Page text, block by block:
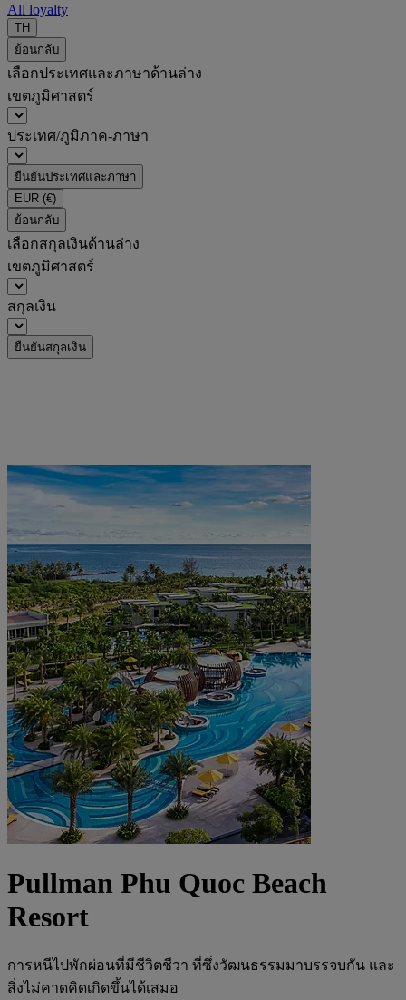
All loyalty
TH
ย้อนกลับ
เลือกประเทศและภาษาด้านล่าง
เขตภูมิศาสตร์
ประเทศ/ภูมิภาค-ภาษา
ยืนยันประเทศและภาษา
EUR (€)
ย้อนกลับ
เลือกสกุลเงินด้านล่าง
เขตภูมิศาสตร์
สกุลเงิน
ยืนยันสกุลเงิน
Pullman Phu Quoc Beach
Resort
การหนีไปพักผ่อนที่มีชีวิตชีวา ที่ซึ่งวัฒนธรรมมาบรรจบกัน และ
สิ่งไม่คาดคิดเกิดขึ้นได้เสมอ